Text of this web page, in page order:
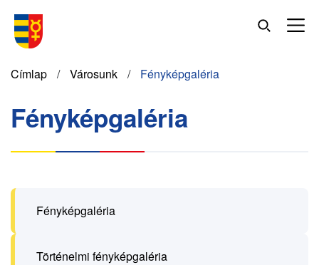
tartalomra
Morzsa
Címlap Városunk Fényképgaléria
Fényképgaléria
Fényképgaléria
Történelmi fényképgaléria